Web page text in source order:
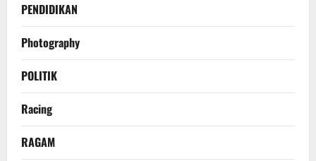
PENDIDIKAN
Photography
POLITIK
Racing
RAGAM